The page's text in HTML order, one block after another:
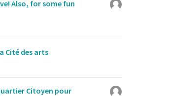
Also, for some fun
Cité des arts
Citoyen pour